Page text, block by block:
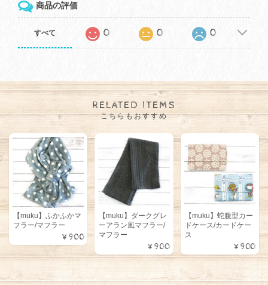
商品の評価
すべて 0 0 0
RELATED ITEMS
こちらもおすすめ
【muku】ふかふかマ
フラー/マフラー
¥900
【muku】ダークグレ
ーアラン風マフラー/
マフラー
¥900
【muku】蛇腹型カー
ドケース/カードケー
ス
¥900